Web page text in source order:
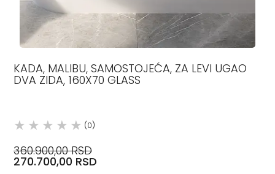
KADA, MALIBU, SAMOSTOJEĆA, ZA LEVI UGAO
DVA ZIDA, 160X70 GLASS
(0)
360.900,00 RSD
270.700,00 RSD